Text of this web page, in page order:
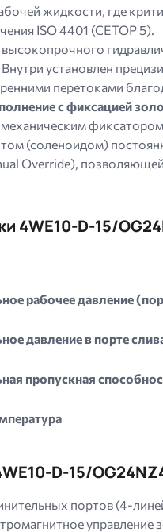
жидкости, где
ISO 4401 (CETOP 5).
установлен
перетоками
с фиксацией
(соленоидом)
Override),
4WE10-D-15/
рабочее давление
давление в порте
пропускная
D-15/
портов (4-
управление